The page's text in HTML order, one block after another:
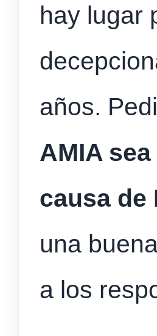
hay lugar
años.
AMIA
causa de
una
a los